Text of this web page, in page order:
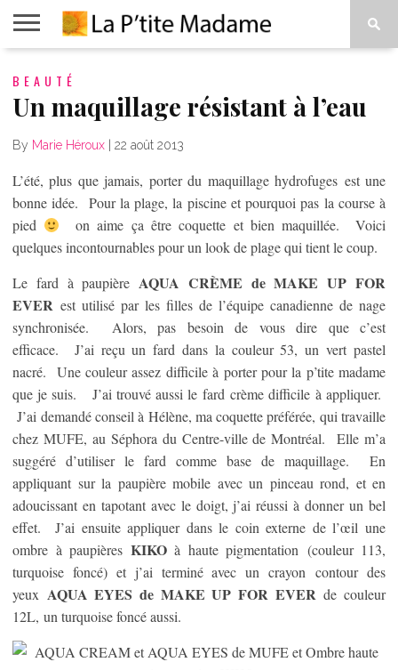
BEAUTÉ
MODE
ART
VIVRE
À
BEAUTÉ
Un maquillage résistant à l’eau
By Marie Héroux 22 août 2013
L’été, plus que jamais, porter du maquillage hydrofuges est une
bonne idée. Pour la plage, la piscine et pourquoi pas la course à
pied
on aime ça être coquette et bien maquillée. Voici
quelques incontournables pour un look de plage qui tient le coup.
Le fard à paupière AQUA CRÈME de MAKE UP FOR
EVER est utilisé par les filles de l’équipe canadienne de nage
synchronisée. Alors, pas besoin de vous dire que c’est
efficace. J’ai reçu un fard dans la couleur 53, un vert pastel
nacré. Une couleur assez difficile à porter pour la p’tite madame
que je suis. J’ai trouvé aussi le fard crème difficile à appliquer.
J’ai demandé conseil à Hélène, ma coquette préférée, qui travaille
chez MUFE, au Séphora du Centre-ville de Montréal. Elle m’a
suggéré d’utiliser le fard comme base de maquillage. En
appliquant sur la paupière mobile avec un pinceau rond, et en
adoucissant en tapotant avec le doigt, j’ai réussi à donner un bel
effet. J’ai ensuite appliquer dans le coin externe de l’œil une
ombre à paupières KIKOà haute pigmentation (couleur 113,
turquoise foncé) et j’ai terminé avec un crayon contour des
yeux AQUA EYES de MAKE UP FOR EVER de couleur
12L, un turquoise foncé aussi.